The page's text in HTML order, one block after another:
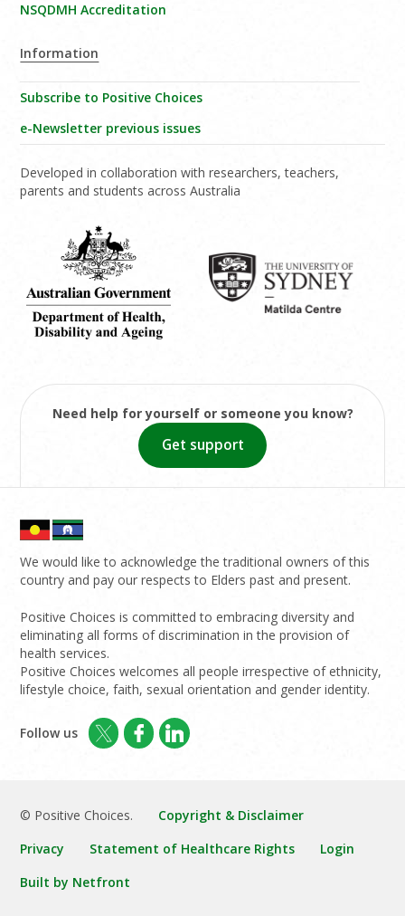
NSQDMH Accreditation
Information
Subscribe to Positive Choices
e-Newsletter previous issues
Developed in collaboration with researchers, teachers,
parents and students across Australia
Need help for yourself or someone you know?
Get support
We would like to acknowledge the traditional owners of this
country and pay our respects to Elders past and present.
Positive Choices is committed to embracing diversity and
eliminating all forms of discrimination in the provision of
health services.
Positive Choices welcomes all people irrespective of ethnicity,
lifestyle choice, faith, sexual orientation and gender identity.
Follow us
© Positive Choices.
Copyright & Disclaimer
Privacy
Statement of Healthcare Rights
Login
Built by Netfront